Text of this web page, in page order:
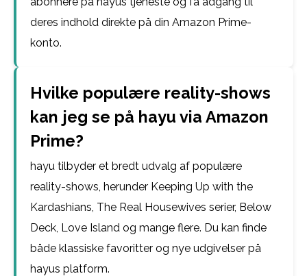
deres indhold direkte på din Amazon Prime-
konto.
Hvilke populære reality-shows
kan jeg se på hayu via Amazon
Prime?
hayu tilbyder et bredt udvalg af populære
reality-shows, herunder Keeping Up with the
Kardashians, The Real Housewives serier, Below
Deck, Love Island og mange flere. Du kan finde
både klassiske favoritter og nye udgivelser på
hayus platform.